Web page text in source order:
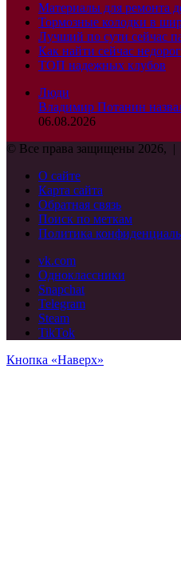
Материалы для ремонта
Тормозные колодки в
Лучший по сути сейчас
Как найти сейчас
ТОП надежных клубов
Люди
Владимир Потанин
06.08.2026
© Все права защищены 2026, |
О сайте
Карта сайта
Обратная связь
Поиск по меткам
Политика
vk.com
Одноклассники
Snapchat
Telegram
Steam
TikTok
Кнопка «Наверх»